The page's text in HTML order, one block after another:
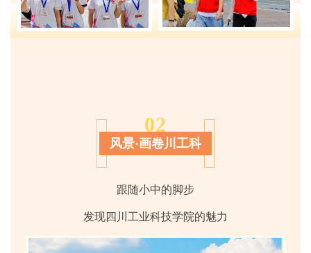
02
风景·画卷川工科
跟随小中的脚步
发现四川工业科技学院的魅力